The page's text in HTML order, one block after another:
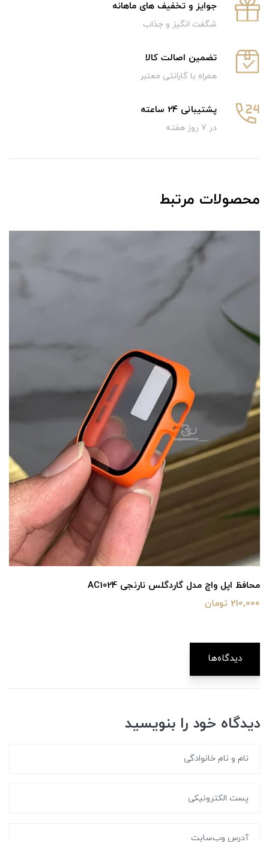
جوایز و تخفیف های ماهانه
شگفت انگیز و جذاب
تضمین اصالت کالا
همراه با گارانتی معتبر
پشتیبانی 24 ساعته
در 7 روز هفته
محصولات مرتبط
محافظ اپل واچ مدل گاردگلس نارنجی AC1024
210,000 تومان
دیدگاه‌ها
دیدگاه خود را بنویسید